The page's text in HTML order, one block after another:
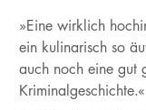
»Eine wirklich
ein kulinarisch so
auch noch eine gut
Kriminalgeschichte.«